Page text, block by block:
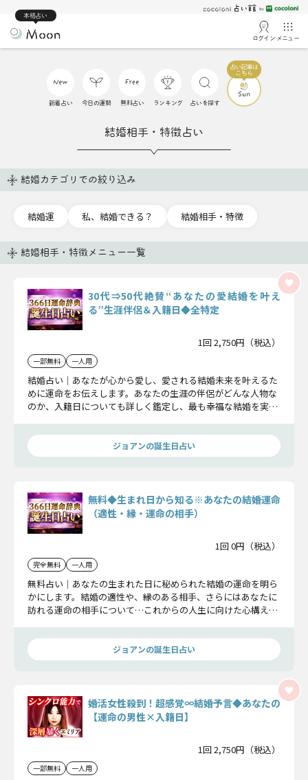
本格占い
ログイン メニュー
新着占い 今日の運勢 無料占い ランキング 占いを探す
結婚相手・特徴占い
結婚カテゴリでの絞り込み
結婚運 私、結婚できる？ 結婚相手・特徴
結婚相手・特徴メニュー一覧
30代⇒50代絶賛“あなたの愛結婚を叶え
る”生涯伴侶＆入籍日◆全特定
1回 2,750円（税込）
一部無料 一人用
結婚占い｜あなたが心から愛し、愛される結婚未来を叶えるた
めに運命をお伝えします。あなたの生涯の伴侶がどんな人物な
のか、入籍日についても詳しく鑑定し、最も幸福な結婚を実現
ジョアンの誕生日占い
無料◆生まれ日から知る※あなたの結婚運命
（適性・縁・運命の相手）
1回 0円（税込）
完全無料 一人用
無料占い｜あなたの生まれた日に秘められた結婚の運命を明ら
かにします。結婚の適性や、縁のある相手、さらにはあなたに
訪れる運命の相手について…これからの人生に向けた心構えを
ジョアンの誕生日占い
婚活女性殺到！超感覚∞結婚予言◆あなたの
【運命の男性×入籍日】
1回 2,750円（税込）
一部無料 一人用